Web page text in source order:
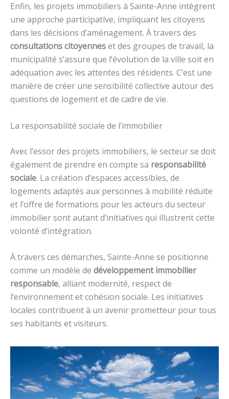
Enfin, les projets immobiliers à Sainte-Anne intègrent
une approche participative, impliquant les citoyens
dans les décisions d’aménagement. À travers des
consultations citoyenneset des groupes de travail, la
municipalité s’assure que l’évolution de la ville soit en
adéquation avec les attentes des résidents. C’est une
manière de créer une sensibilité collective autour des
questions de logement et de cadre de vie.
La responsabilité sociale de l’immobilier
Avec l’essor des projets immobiliers, le secteur se doit
également de prendre en compte sa responsabilité
sociale. La création d’espaces accessibles, de
logements adaptés aux personnes à mobilité réduite
et l’offre de formations pour les acteurs du secteur
immobilier sont autant d’initiatives qui illustrent cette
volonté d’intégration.
À travers ces démarches, Sainte-Anne se positionne
comme un modèle de développement immobilier
responsable, alliant modernité, respect de
l’environnement et cohésion sociale. Les initiatives
locales contribuent à un avenir prometteur pour tous
ses habitants et visiteurs.